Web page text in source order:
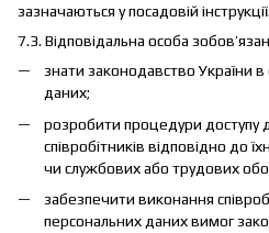
зазначаються у посадовій інструкції.
7.3. Відповідальна особа
знати законодавство України
даних;
розробити процедури доступу
співробітників відповідно до
чи службових або трудових
забезпечити виконання
персональних даних вимог